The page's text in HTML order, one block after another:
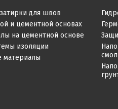
для швов
и цементной основах
на цементной основе
изоляции
материалы
смол